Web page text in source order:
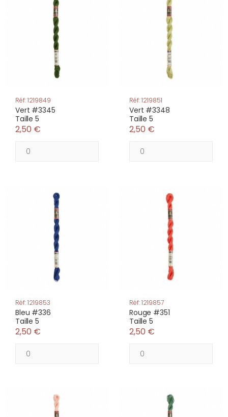
Réf: 1219849
Vert #3345
Taille 5
2,50 €
Réf: 1219851
Vert #3348
Taille 5
2,50 €
Réf: 1219853
Bleu #336
Taille 5
2,50 €
Réf: 1219857
Rouge #351
Taille 5
2,50 €